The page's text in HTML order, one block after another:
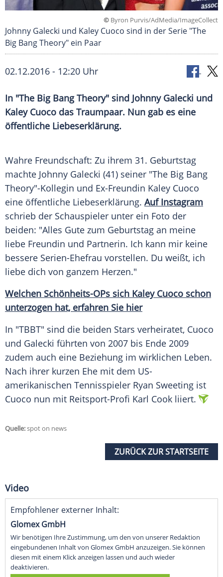
© Byron Purvis/AdMedia/ImageCollect
Johnny Galecki und Kaley Cuoco sind in der Serie "The
Big Bang Theory" ein Paar
02.12.2016 - 12:20 Uhr
In "The Big Bang Theory" sind Johnny Galecki und
Kaley Cuoco das Traumpaar. Nun gab es eine
öffentliche Liebeserklärung.
Wahre Freundschaft: Zu ihrem 31. Geburtstag
machte Johnny Galecki (41) seiner "The Big Bang
Theory"-Kollegin und Ex-Freundin Kaley Cuoco
eine öffentliche Liebeserklärung. Auf Instagram
schrieb der Schauspieler unter ein Foto der
beiden: "Alles Gute zum Geburtstag an meine
liebe Freundin und Partnerin. Ich kann mir keine
bessere Serien-Ehefrau vorstellen. Du weißt, ich
liebe dich von ganzem Herzen."
Welchen Schönheits-OPs sich Kaley Cuoco schon
unterzogen hat, erfahren Sie hier
In "TBBT" sind die beiden Stars verheiratet, Cuoco
und Galecki führten von 2007 bis Ende 2009
zudem auch eine Beziehung im wirklichen Leben.
Nach ihrer kurzen Ehe mit dem US-
amerikanischen Tennisspieler Ryan Sweeting ist
Cuoco nun mit Reitsport-Profi Karl Cook liiert.
Quelle:spot on news
ZURÜCK ZUR STARTSEITE
Video
Empfohlener externer Inhalt:
Glomex GmbH
Wir benötigen Ihre Zustimmung, um den von unserer Redaktion
eingebundenen Inhalt von Glomex GmbH anzuzeigen. Sie können
diesen mit einem Klick anzeigen lassen und auch wieder
deaktivieren.